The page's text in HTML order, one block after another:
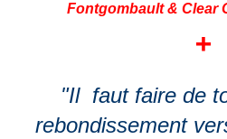
Fontgombault & Clear
+
"Il faut faire de
rebondissement